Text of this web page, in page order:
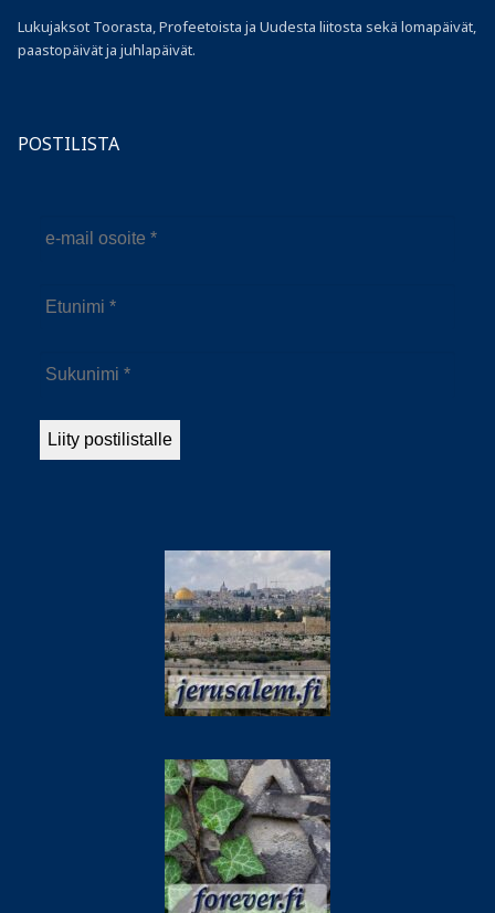
Lukujaksot Toorasta, Profeetoista ja Uudesta liitosta sekä lomapäivät,
paastopäivät ja juhlapäivät.
POSTILISTA